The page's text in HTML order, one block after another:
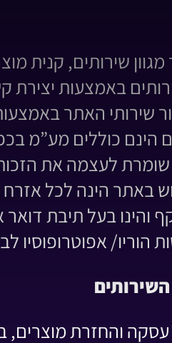
שירותים, קנית
באמצעות
שירותי האתר
הינם כוללים מע”מ
לעצמה את
והינו בעל תיבת
הוריו/ אפוטרופוסיו
השירותים